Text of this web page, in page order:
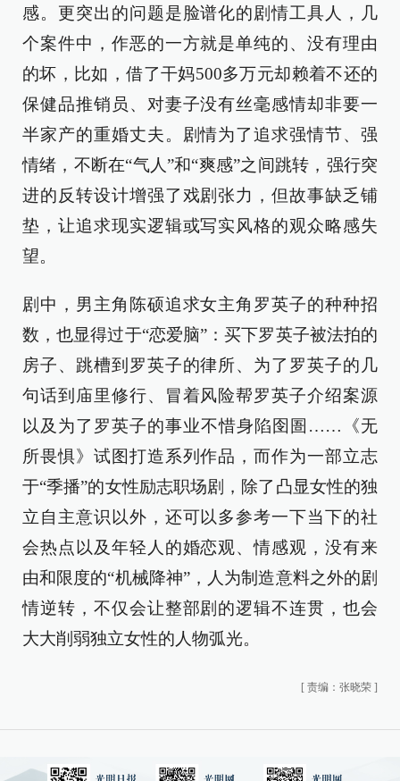
感。更突出的问题是脸谱化的剧情工具人，几
个案件中，作恶的一方就是单纯的、没有理由
的坏，比如，借了干妈500多万元却赖着不还的
保健品推销员、对妻子没有丝毫感情却非要一
半家产的重婚丈夫。剧情为了追求强情节、强
情绪，不断在“气人”和“爽感”之间跳转，强行突
进的反转设计增强了戏剧张力，但故事缺乏铺
垫，让追求现实逻辑或写实风格的观众略感失
望。
剧中，男主角陈硕追求女主角罗英子的种种招
数，也显得过于“恋爱脑”：买下罗英子被法拍的
房子、跳槽到罗英子的律所、为了罗英子的几
句话到庙里修行、冒着风险帮罗英子介绍案源
以及为了罗英子的事业不惜身陷囹圄……《无
所畏惧》试图打造系列作品，而作为一部立志
于“季播”的女性励志职场剧，除了凸显女性的独
立自主意识以外，还可以多参考一下当下的社
会热点以及年轻人的婚恋观、情感观，没有来
由和限度的“机械降神”，人为制造意料之外的剧
情逆转，不仅会让整部剧的逻辑不连贯，也会
大大削弱独立女性的人物弧光。
[ 责编：张晓荣 ]